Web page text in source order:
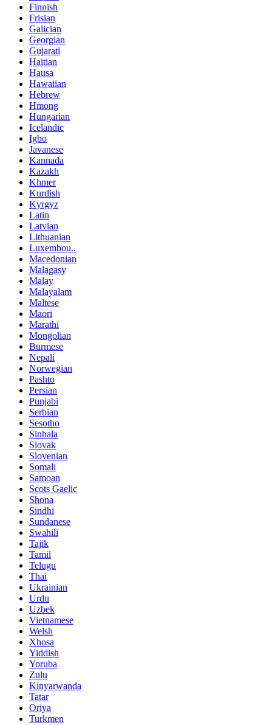
Finnish
Frisian
Galician
Georgian
Gujarati
Haitian
Hausa
Hawaiian
Hebrew
Hmong
Hungarian
Icelandic
Igbo
Javanese
Kannada
Kazakh
Khmer
Kurdish
Kyrgyz
Latin
Latvian
Lithuanian
Luxembou..
Macedonian
Malagasy
Malay
Malayalam
Maltese
Maori
Marathi
Mongolian
Burmese
Nepali
Norwegian
Pashto
Persian
Punjabi
Serbian
Sesotho
Sinhala
Slovak
Slovenian
Somali
Samoan
Scots Gaelic
Shona
Sindhi
Sundanese
Swahili
Tajik
Tamil
Telugu
Thai
Ukrainian
Urdu
Uzbek
Vietnamese
Welsh
Xhosa
Yiddish
Yoruba
Zulu
Kinyarwanda
Tatar
Oriya
Turkmen